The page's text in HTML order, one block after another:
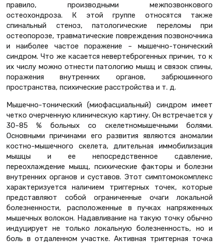
правило, производными межпозвонкового
остеохондроза. К этой группе относятся также
спинальный стеноз, патологические переломы при
остеопорозе, травматические повреждения позвоночника
и наиболее частое поражение – мышечно-тонический
синдром. Что же касается невертеброгенных причин, то к
их числу можно отнести патологию мышц и связок спины,
поражения внутренних органов, забрюшинного
пространства, психические расстройства и т. д.
Мышечно-тонический (миофасциальный) синдром имеет
четко очерченную клиническую картину. Он встречается у
30–85 % больных со скелетномышечными болями.
Основными причинами его развития являются аномалии
костно-мышечного скелета, длительная иммобилизация
мышцы и ее непосредственное сдавление,
переохлаждение мышц, психические факторы и болезни
внутренних органов и суставов. Этот симптомокомплекс
характеризуется наличием триггерных точек, которые
представляют собой ограниченные очаги локальной
болезненности, расположенные в пучках напряженных
мышечных волокон. Надавливание на такую точку обычно
индуцирует не только локальную болезненность, но и
боль в отдаленном участке. Активная триггерная точка